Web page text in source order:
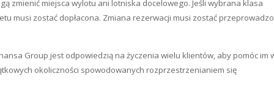
zmienić miejsca wylotu ani lotniska docelowego. Jeśli wybrana klasa
musi zostać dopłacona. Zmiana rezerwacji musi zostać
Group jest odpowiedzią na życzenia wielu klientów, aby pomóc im
okoliczności spowodowanych rozprzestrzenianiem się